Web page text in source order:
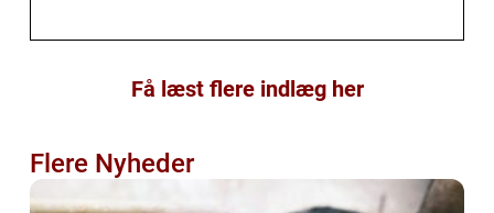
Få læst flere indlæg her
Flere Nyheder